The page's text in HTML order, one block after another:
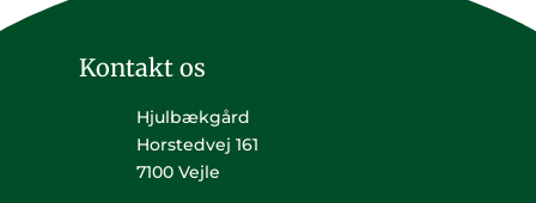
Kontakt os
Hjulbækgård
Horstedvej 161
7100 Vejle